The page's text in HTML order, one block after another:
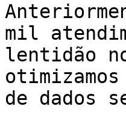
mil
lentidão
de dados